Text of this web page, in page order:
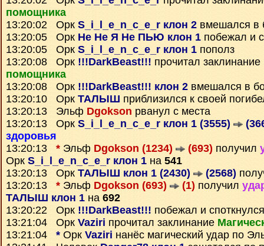
помощника
13:20:02 Орк S_i_l_e_n_c_e_r клон 2 вмешался в
13:20:05 Орк Не Не Я Не ПЬЮ клон 1 побежал и
13:20:05 Орк S_i_l_e_n_c_e_r клон 1 пополз
13:20:08 Орк !!!DarkBeast!!! прочитал заклинание
помощника
13:20:08 Орк !!!DarkBeast!!! клон 2 вмешался в
13:20:10 Орк ТАЛЫШ приблизился к своей
13:20:13 Эльф Dgokson рванул с места
13:20:13 Орк S_i_l_e_n_c_e_r клон 1 (3555)
здоровья
13:20:13 * Эльф Dgokson (1234) (693) получил
Орк S_i_l_e_n_c_e_r клон 1 на 541
13:20:13 Орк ТАЛЫШ клон 1 (2430) (2568)
13:20:13 * Эльф Dgokson (693) (1) получил
ТАЛЫШ клон 1 на 692
13:20:22 Орк !!!DarkBeast!!! побежал и споткнулся
13:21:04 Орк Vaziri прочитал заклинание
13:21:04 * Орк Vaziri нанёс магический удар по